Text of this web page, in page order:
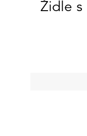
Židle s